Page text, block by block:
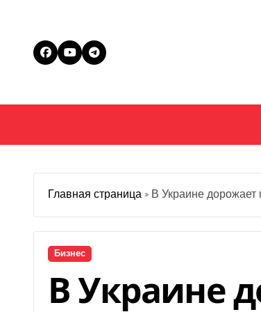
Главная страница » В Украине
Бизнес
В Украине